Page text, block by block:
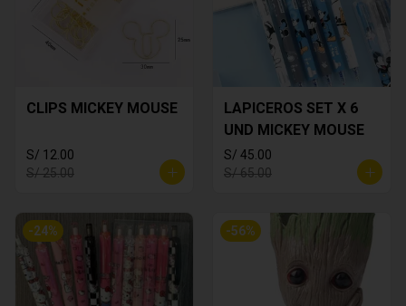
CLIPS MICKEY MOUSE
S/ 12.00
S/ 25.00
LAPICEROS SET X 6
UND MICKEY MOUSE
S/ 45.00
S/ 65.00
-24% -56%